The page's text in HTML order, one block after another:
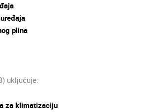
plina
uključuje:
za klimatizaciju